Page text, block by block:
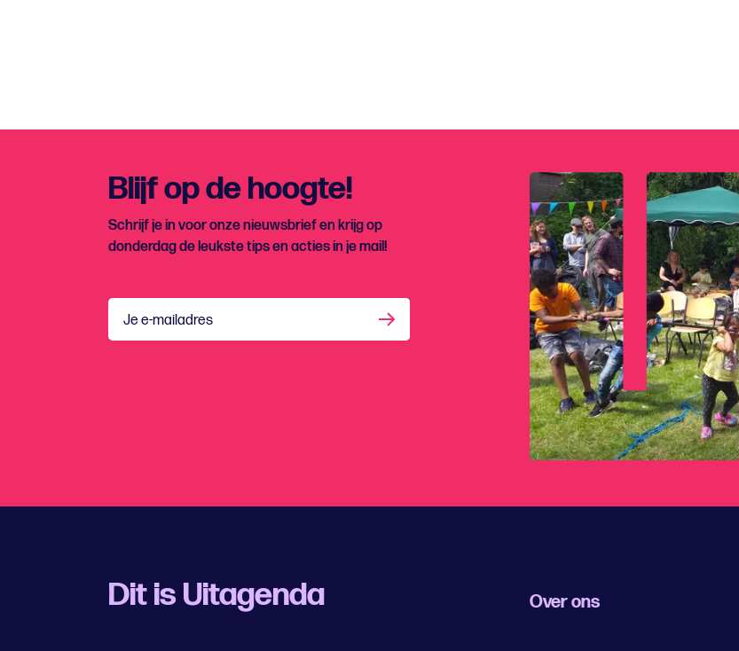
Blijf op de hoogte!
Schrijf je in voor onze nieuwsbrief en krijg op
donderdag de leukste tips en acties in je mail!
Je e-mailadres
Dit is Uitagenda Over ons